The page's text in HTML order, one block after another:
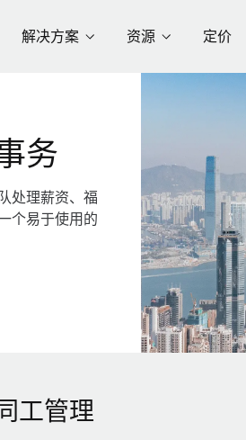
解决方案 资源 定价
务
处理薪资、福
个易于使用的
工管理